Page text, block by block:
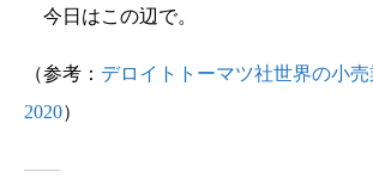
今日はこの辺で。
（参考： デロイトトーマツ社世界の小
2020）